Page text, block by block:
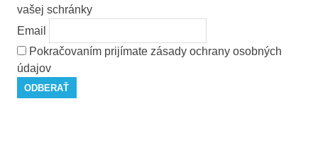
vašej schránky
Email
Pokračovaním prijímate zásady ochrany osobných
údajov